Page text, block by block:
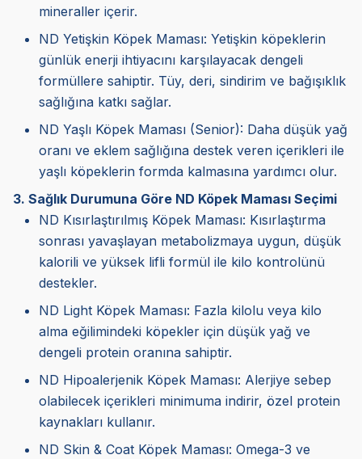
mineraller içerir.
ND Yetişkin Köpek Maması: Yetişkin köpeklerin
günlük enerji ihtiyacını karşılayacak dengeli
formüllere sahiptir. Tüy, deri, sindirim ve bağışıklık
sağlığına katkı sağlar.
ND Yaşlı Köpek Maması (Senior): Daha düşük yağ
oranı ve eklem sağlığına destek veren içerikleri ile
yaşlı köpeklerin formda kalmasına yardımcı olur.
3. Sağlık Durumuna Göre ND Köpek Maması Seçimi
ND Kısırlaştırılmış Köpek Maması: Kısırlaştırma
sonrası yavaşlayan metabolizmaya uygun, düşük
kalorili ve yüksek lifli formül ile kilo kontrolünü
destekler.
ND Light Köpek Maması: Fazla kilolu veya kilo
alma eğilimindeki köpekler için düşük yağ ve
dengeli protein oranına sahiptir.
ND Hipoalerjenik Köpek Maması: Alerjiye sebep
olabilecek içerikleri minimuma indirir, özel protein
kaynakları kullanır.
ND Skin & Coat Köpek Maması: Omega-3 ve